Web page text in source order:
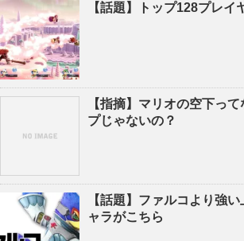
【話題】トップ128プレイ
【指摘】マリオの空下っ
プじゃないの？
【話題】ファルコより強
ャラがこちら